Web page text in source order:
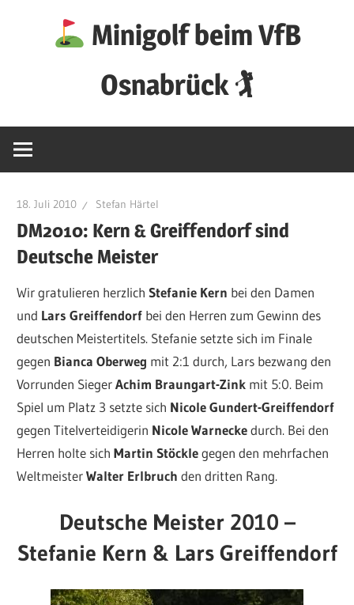
Minigolf beim VfB
Osnabrück 🏌
18. Juli 2010 Stefan Härtel
DM2010: Kern & Greiffendorf sind
Deutsche Meister
Wir gratulieren herzlichStefanie Kern bei den Damen
und Lars Greiffendorf bei den Herren zum Gewinn des
deutschen Meistertitels. Stefanie setzte sich im Finale
gegen Bianca Oberweg mit 2:1 durch, Lars bezwang den
Vorrunden SiegerAchim Braungart-Zink mit 5:0. Beim
Spiel um Platz 3 setzte sich Nicole Gundert-Greiffendorf
gegen Titelverteidigerin Nicole Warneckedurch. Bei den
Herren holte sichMartin Stöcklegegen den mehrfachen
WeltmeisterWalter Erlbruch den dritten Rang.
Deutsche Meister 2010 –
Stefanie Kern & Lars Greiffendorf